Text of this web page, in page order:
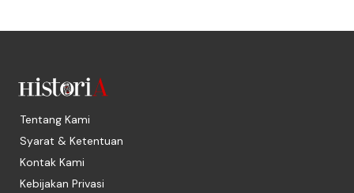
Tentang Kami
Syarat & Ketentuan
Kontak Kami
Kebijakan Privasi